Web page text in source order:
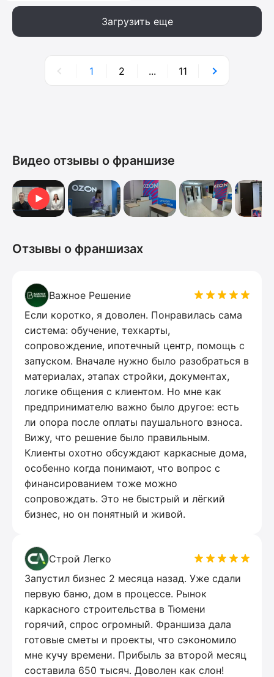
Загрузить еще
1 2 ... 11
Видео отзывы о франшизе
Видеоотзыв от Ольги
Отзывы о франшизах
Важное Решение
Если коротко, я доволен. Понравилась сама
система: обучение, техкарты,
сопровождение, ипотечный центр, помощь с
запуском. Вначале нужно было разобраться в
материалах, этапах стройки, документах,
логике общения с клиентом. Но мне как
предпринимателю важно было другое: есть
ли опора после оплаты паушального взноса.
Вижу, что решение было правильным.
Клиенты охотно обсуждают каркасные дома,
особенно когда понимают, что вопрос с
финансированием тоже можно
сопровождать. Это не быстрый и лёгкий
бизнес, но он понятный и живой.
Строй Легко
Запустил бизнес 2 месяца назад. Уже сдали
первую баню, дом в процессе. Рынок
каркасного строительства в Тюмени
горячий, спрос огромный. Франшиза дала
готовые сметы и проекты, что сэкономило
мне кучу времени. Прибыль за второй месяц
составила 650 тысяч. Доволен как слон!